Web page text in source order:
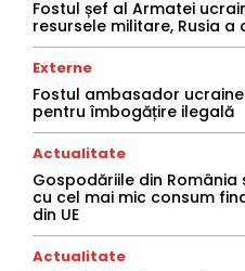
Fostul șef al Armatei
resursele militare, Rusia a
Externe
Fostul ambasador
pentru îmbogățire ilegală
Actualitate
Gospodăriile din
cu cel mai mic consum
din UE
Actualitate